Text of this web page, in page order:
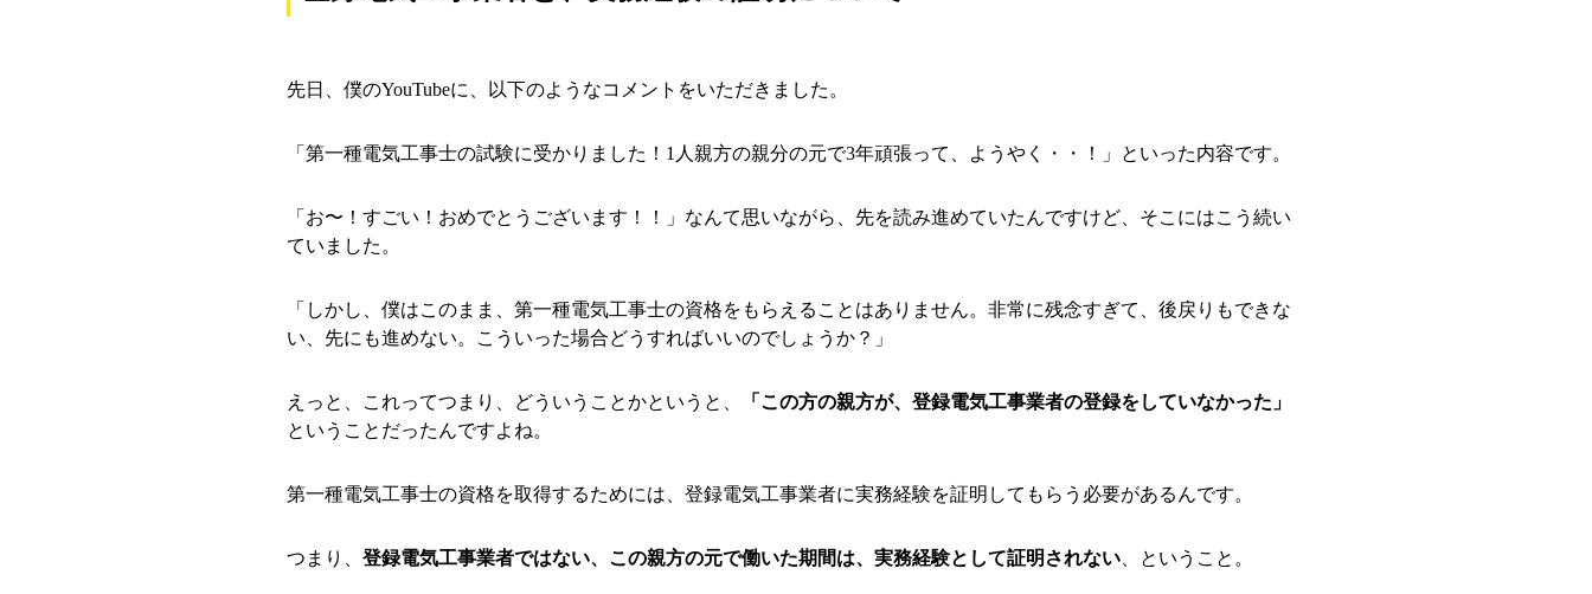
先日、僕のYouTubeに、以下のようなコメントをいただきました。
「第一種電気工事士の試験に受かりました！1人親方の親分の元で3年頑張って、ようやく・・！」といった内容です。
「お〜！すごい！おめでとうございます！！」なんて思いながら、先を読み進めていたんですけど、そこにはこう続い
ていました。
「しかし、僕はこのまま、第一種電気工事士の資格をもらえることはありません。非常に残念すぎて、後戻りもできな
い、先にも進めない。こういった場合どうすればいいのでしょうか？」
えっと、これってつまり、どういうことかというと、
「この方の親方が、登録電気工事業者の登録をしていなかった」
ということだったんですよね。
第一種電気工事士の資格を取得するためには、登録電気工事業者に実務経験を証明してもらう必要があるんです。
つまり、 登録電気工事業者ではない、この親方の元で働いた期間は、実務経験として証明されない、ということ。